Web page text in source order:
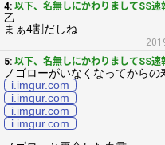
4: 以下、名無しにかわりましてSS
乙
まぁ4割だしね
5: 以下、名無しにかわりましてSS
ノゴローがいなくなってからの
i.imgur.com
i.imgur.com
i.imgur.com
i.imgur.com